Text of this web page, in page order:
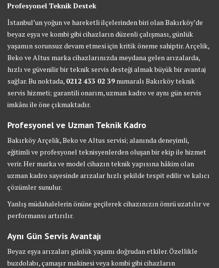
Profesyonel Teknik Destek
İstanbul’un yoğun ve hareketli ilçelerinden biri olan Bakırköy’de
beyaz eşya ve kombi gibi cihazların düzenli çalışması, günlük
yaşamın sorunsuz devam etmesi için kritik öneme sahiptir. Arçelik,
Beko ve Altus marka cihazlarınızda meydana gelen arızalarda,
hızlı ve güvenilir bir teknik servis desteği almak büyük bir avantaj
sağlar. Bu noktada, 0212 433 02 39 numaralı Bakırköy teknik
servis hizmeti; garantili onarım, uzman kadro ve aynı gün servis
imkânı ile öne çıkmaktadır.
Profesyonel ve Uzman Teknik Kadro
Bakırköy Arçelik, Beko ve Altus servisi; alanında deneyimli,
eğitimli ve profesyonel teknisyenlerden oluşan bir ekip ile hizmet
verir. Her marka ve model cihazın teknik yapısına hâkim olan
uzman kadro sayesinde arızalar hızlı şekilde tespit edilir ve kalıcı
çözümler sunulur.
Yanlış müdahalelerin önüne geçilerek cihazınızın ömrü uzatılır ve
performansı artırılır.
Aynı Gün Servis Avantajı
Beyaz eşya arızaları günlük yaşamı doğrudan etkiler. Özellikle
buzdolabı, çamaşır makinesi veya kombi gibi cihazların